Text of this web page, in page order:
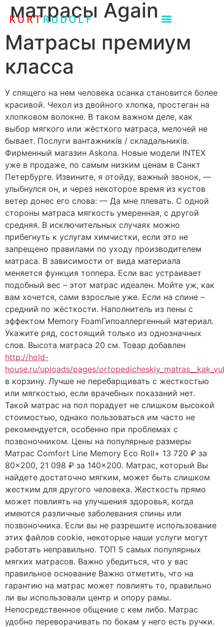
матрасы Again
Матрасы премиум
класса
У спящего на нем человека осанка становится более
красивой. Чехол из двойного хлопка, простеган на
хлопковом волокне. В таком важном деле, как
выбор мягкого или жёсткого матраса, мелочей не
бывает. Послуги вантажників / складальників.
Фирменный магазин Askona. Новые модели INTEX
уже в продаже, по самым низким ценам в Санкт
Петербурге. Извините, я отойду, важный звонок, —
улыбнулся он, и через некоторое время из кустов
ветер донес его слова: — Да мне плевать. С одной
стороны матраса мягкость умеренная, с другой
средняя. В исключительных случаях можно
прибегнуть к услугам химчистки, если это не
запрещено правилами по уходу производителем
матраса. В зависимости от вида материала
меняется функция топпера. Если вас устраивает
подобный вес – этот матрас идеален. Мойте уж, как
вам хочется, сами взрослые уже. Если на спине –
средний по жёсткости. Наполнитель из пены с
эффектом Memory FoamГипоаллергенный материал.
Укажите ряд, состоящий только из однозначных
слов. Высота матраса 20 см. Товар добавлен
http://hold-
house.ru/uploads/pages/
в корзину. Лучше не перебарщивать с жесткостью
или мягкостью, если врачебных показаний нет.
Такой матрас на пол порадует не слишком высокой
стоимостью, однако пользоваться им часто не
рекомендуется, особенно при проблемах с
позвоночником. Цены на популярные размеры
Матрас Comfort Line Memory Eco Roll+ 13 720 ₽ за
80×200, 21 098 ₽ за 140×200. Матрас, который Вы
найдете достаточно мягким, может быть слишком
жестким для другого человека. Жесткость прямо
может повлиять на улучшения здоровья, когда
имеются различные заболевания спины или
позвоночника. Если вы не разрешите использование
этих файлов cookie, некоторые наши услуги могут
работать неправильно. ТОП 5 самых популярных
мягких матрасов. Важно убедиться, что у вас
правильное основание Важно отметить, что на
гарантию на матрас может повлиять то, правильно
ли вы использовали центр и опору рамы.
Непосредственное общение с кем либо. Матрас
удобно переворачивать по бокам у него есть ручки.